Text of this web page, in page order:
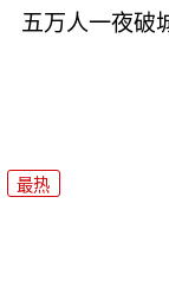
五万人一夜破
最热